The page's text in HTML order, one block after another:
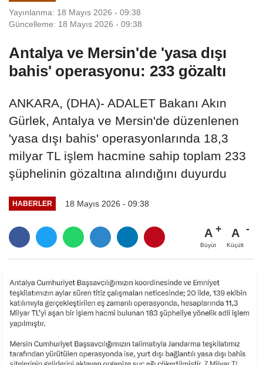
Yayınlanma: 18 Mayıs 2026 - 09:38
Güncelleme: 18 Mayıs 2026 - 09:38
Antalya ve Mersin'de 'yasa dışı
bahis' operasyonu: 233 gözaltı
ANKARA, (DHA)- ADALET Bakanı Akın
Gürlek, Antalya ve Mersin'de düzenlenen
'yasa dışı bahis' operasyonlarında 18,3
milyar TL işlem hacmine sahip toplam 233
şüphelinin gözaltına alındığını duyurdu
HABERLER 18 Mayıs 2026 - 09:38
A
Büyüt
A
Küçült